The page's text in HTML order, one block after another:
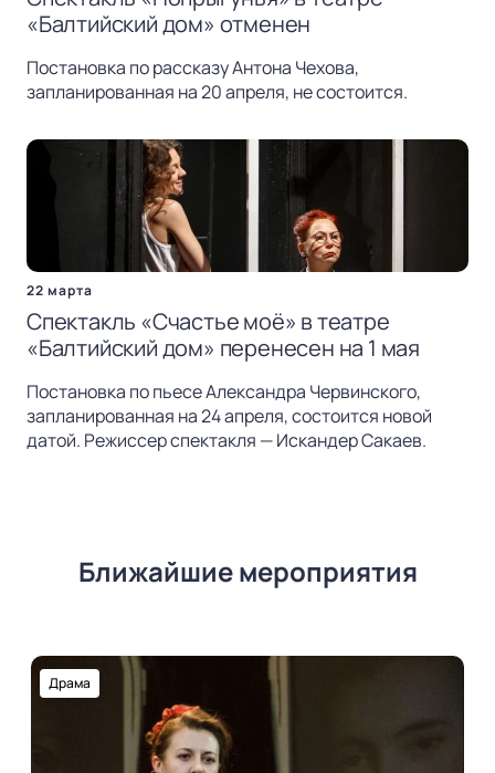
«Балтийский дом» отменен
Постановка по рассказу Антона Чехова,
запланированная на 20 апреля, не состоится.
22 марта
Спектакль «Счастье моё» в театре
«Балтийский дом» перенесен на 1 мая
Постановка по пьесе Александра Червинского,
запланированная на 24 апреля, состоится новой
датой. Режиссер спектакля — Искандер Сакаев.
Ближайшие мероприятия
Драма